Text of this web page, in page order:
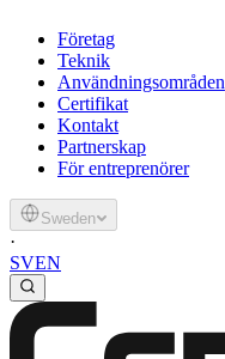
Företag
Teknik
Användningsområden
Certifikat
Kontakt
Partnerskap
För entreprenörer
Sweden
·
SVEN